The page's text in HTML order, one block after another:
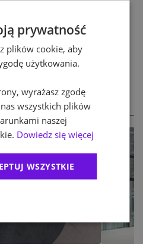
prywatność
plików cookie, aby
użytkowania.
wyrażasz zgodę
wszystkich plików
naszej
Dowiedz się więcej
WSZYSTKIE